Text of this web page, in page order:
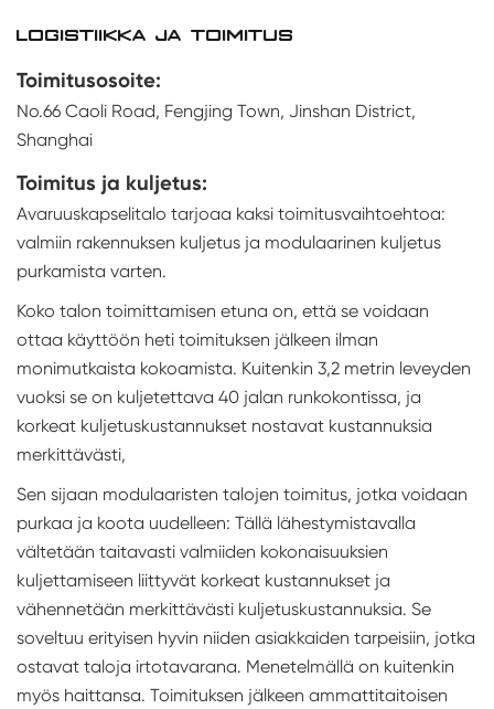
LOGISTIIKKA JA TOIMITUS
Toimitusosoite:
No.66 Caoli Road, Fengjing Town, Jinshan District,
Shanghai
Toimitus ja kuljetus:
Avaruuskapselitalo tarjoaa kaksi toimitusvaihtoehtoa:
valmiin rakennuksen kuljetus ja modulaarinen kuljetus
purkamista varten.
Koko talon toimittamisen etuna on, että se voidaan
ottaa käyttöön heti toimituksen jälkeen ilman
monimutkaista kokoamista. Kuitenkin 3,2 metrin leveyden
vuoksi se on kuljetettava 40 jalan runkokontissa, ja
korkeat kuljetuskustannukset nostavat kustannuksia
merkittävästi,
Sen sijaan modulaaristen talojen toimitus, jotka voidaan
purkaa ja koota uudelleen: Tällä lähestymistavalla
vältetään taitavasti valmiiden kokonaisuuksien
kuljettamiseen liittyvät korkeat kustannukset ja
vähennetään merkittävästi kuljetuskustannuksia. Se
soveltuu erityisen hyvin niiden asiakkaiden tarpeisiin, jotka
ostavat taloja irtotavarana. Menetelmällä on kuitenkin
myös haittansa. Toimituksen jälkeen ammattitaitoisen